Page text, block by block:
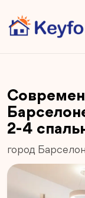
2-4
город